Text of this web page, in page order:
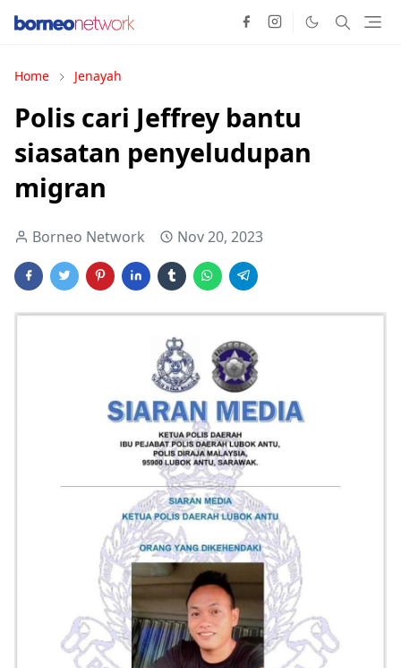
Home Jenayah
Polis cari Jeffrey bantu
siasatan penyeludupan
migran
Borneo Network Nov 20, 2023